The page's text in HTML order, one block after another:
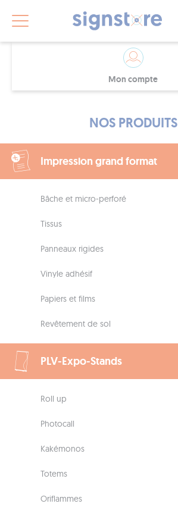
Mon compte
NOS PRODUITS
Impression grand format
Bâche et micro-perforé
Tissus
Panneaux rigides
Vinyle adhésif
Papiers et films
Revêtement de sol
PLV-Expo-Stands
Roll up
Photocall
Kakémonos
Totems
Oriflammes